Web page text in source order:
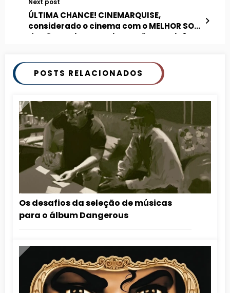
ÚLTIMA CHANCE! CINEMARQUISE,
considerado o cinema com o MELHOR SOM
de São Paulo, anuncia sessões matinês
POSTS RELACIONADOS
Os desafios da seleção de músicas
para o álbum Dangerous